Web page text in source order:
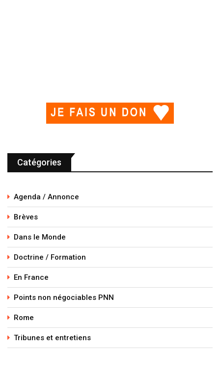
Catégories
Agenda / Annonce
Brèves
Dans le Monde
Doctrine / Formation
En France
Points non négociables PNN
Rome
Tribunes et entretiens